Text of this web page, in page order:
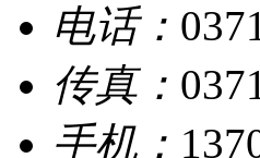
电话：
传真：
手机：